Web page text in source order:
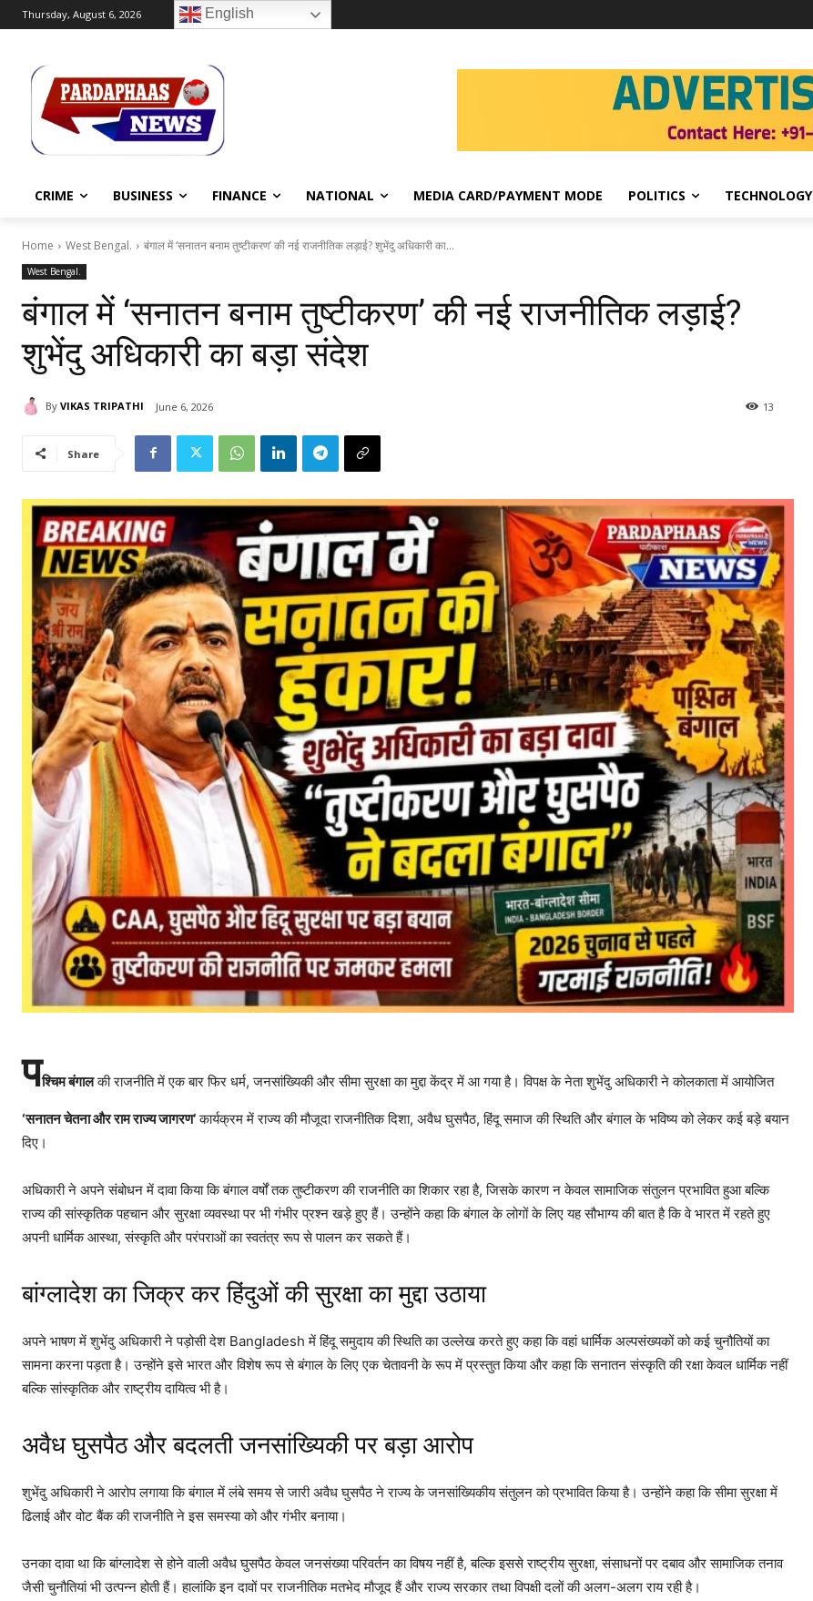
Thursday, August 6, 2026 English
CRIME BUSINESS FINANCE NATIONAL MEDIA CARD/PAYMENT MODE POLITICS TECHNOLOGY
Home West Bengal. बंगाल में ‘सनातन बनाम तुष्टीकरण’ की नई राजनीतिक लड़ाई? शुभेंदु अधिकारी का...
West Bengal.
बंगाल में ‘सनातन बनाम तुष्टीकरण’ की नई राजनीतिक लड़ाई?
शुभेंदु अधिकारी का बड़ा संदेश
By VIKAS TRIPATHI June 6, 2026 13
Share
पश्चिम बंगालकी राजनीति में एक बार फिर धर्म, जनसांख्यिकी और सीमा सुरक्षा का मुद्दा केंद्र में आ गया है। विपक्ष के नेता शुभेंदु अधिकारी ने कोलकाता में आयोजित
‘सनातन चेतना और राम राज्य जागरण’कार्यक्रम में राज्य की मौजूदा राजनीतिक दिशा, अवैध घुसपैठ, हिंदू समाज की स्थिति और बंगाल के भविष्य को लेकर कई बड़े बयान
दिए।
अधिकारी ने अपने संबोधन में दावा किया कि बंगाल वर्षों तक तुष्टीकरण की राजनीति का शिकार रहा है, जिसके कारण न केवल सामाजिक संतुलन प्रभावित हुआ बल्कि
राज्य की सांस्कृतिक पहचान और सुरक्षा व्यवस्था पर भी गंभीर प्रश्न खड़े हुए हैं। उन्होंने कहा कि बंगाल के लोगों के लिए यह सौभाग्य की बात है कि वे भारत में रहते हुए
अपनी धार्मिक आस्था, संस्कृति और परंपराओं का स्वतंत्र रूप से पालन कर सकते हैं।
बांग्लादेश का जिक्र कर हिंदुओं की सुरक्षा का मुद्दा उठाया
अपने भाषण में शुभेंदु अधिकारी ने पड़ोसी देश Bangladesh में हिंदू समुदाय की स्थिति का उल्लेख करते हुए कहा कि वहां धार्मिक अल्पसंख्यकों को कई चुनौतियों का
सामना करना पड़ता है। उन्होंने इसे भारत और विशेष रूप से बंगाल के लिए एक चेतावनी के रूप में प्रस्तुत किया और कहा कि सनातन संस्कृति की रक्षा केवल धार्मिक नहीं
बल्कि सांस्कृतिक और राष्ट्रीय दायित्व भी है।
अवैध घुसपैठ और बदलती जनसांख्यिकी पर बड़ा आरोप
शुभेंदु अधिकारी ने आरोप लगाया कि बंगाल में लंबे समय से जारी अवैध घुसपैठ ने राज्य के जनसांख्यिकीय संतुलन को प्रभावित किया है। उन्होंने कहा कि सीमा सुरक्षा में
ढिलाई और वोट बैंक की राजनीति ने इस समस्या को और गंभीर बनाया।
उनका दावा था कि बांग्लादेश से होने वाली अवैध घुसपैठ केवल जनसंख्या परिवर्तन का विषय नहीं है, बल्कि इससे राष्ट्रीय सुरक्षा, संसाधनों पर दबाव और सामाजिक तनाव
जैसी चुनौतियां भी उत्पन्न होती हैं। हालांकि इन दावों पर राजनीतिक मतभेद मौजूद हैं और राज्य सरकार तथा विपक्षी दलों की अलग-अलग राय रही है।